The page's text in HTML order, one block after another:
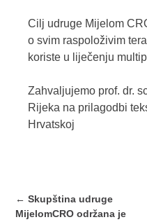
Cilj udruge Mijelom
o svim raspoloživim
koriste u liječenju
Zahvaljujemo prof. dr.
Rijeka na prilagodbi
Hrvatskoj
Post
navigation
← Skupština udruge
MijelomCRO održana je